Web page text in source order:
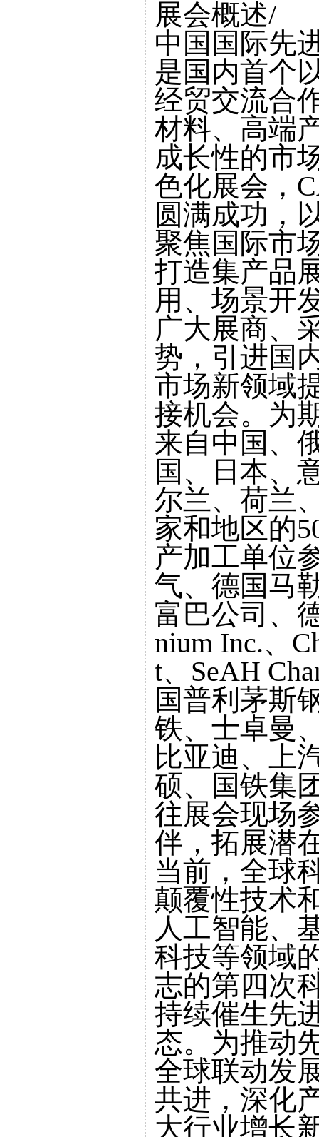
展会概述/
中国国际先
是国内首个
经贸交流合
材料、高端
成长性的市
色化展会，
圆满成功，
聚焦国际市
打造集产品
用、场景开
广大展商、
势，引进国
市场新领域
接机会。为
来自中国、
国、日本、
尔兰、荷兰
家和地区的
产加工单位
气、德国马
富巴公司、
nium Inc.、
t、SeAH
国普利茅斯
铁、士卓曼
比亚迪、上
硕、国铁集
往展会现场
伴，拓展潜
当前，全球
颠覆性技术
人工智能、
科技等领域
志的第四次
持续催生先
态。为推动
全球联动发
共进，深化
大行业增长